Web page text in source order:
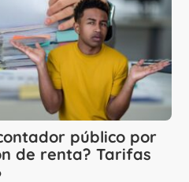
público por
de renta? Tarifas